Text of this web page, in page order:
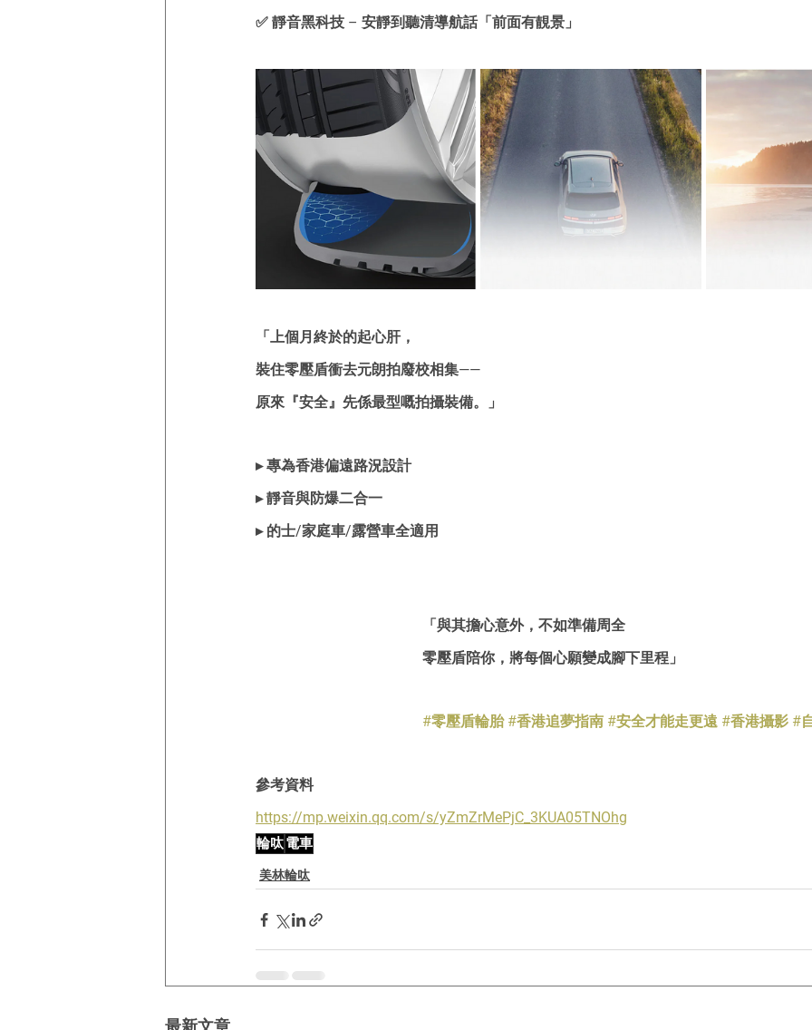
✅ 靜音黑科技 – 安靜到聽清導航話「前面有靚景」
「上個月終於的起心肝，
裝住零壓盾衝去元朗拍廢校相集——
原來『安全』先係最型嘅拍攝裝備。」
▸ 專為香港偏遠路況設計
▸ 靜音與防爆二合一
▸ 的士/家庭車/露營車全適用
「與其擔心意外，不如準備周全
零壓盾陪你，將每個心願變成腳下里程」
#零壓盾輪胎 #香港追夢指南 #安全才能走更遠 #香港攝影 #
參考資料
https://mp.weixin.qq.com/s/yZmZrMePjC_3KUA05TNOhg
輪呔電車
美林輪呔
最新文章